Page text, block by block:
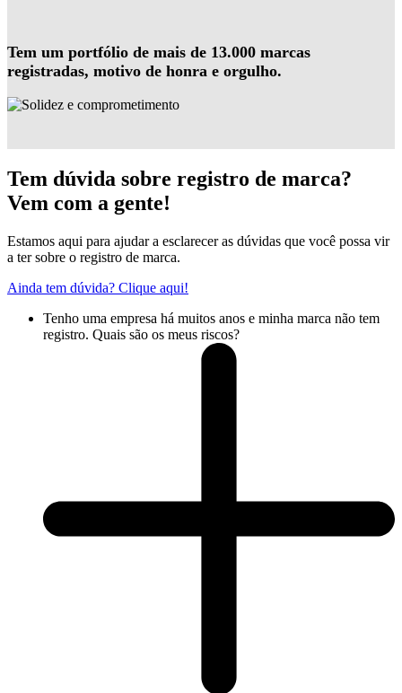
Tem um portfólio de mais de 13.000 marcas
registradas, motivo de honra e orgulho.
Tem dúvida sobre registro de marca?
Vem com a gente!
Estamos aqui para ajudar a esclarecer as dúvidas que você possa vir
a ter sobre o registro de marca.
Ainda tem dúvida? Clique aqui!
Tenho uma empresa há muitos anos e minha marca não tem
registro. Quais são os meus riscos?